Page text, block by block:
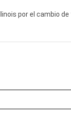
por el cambio